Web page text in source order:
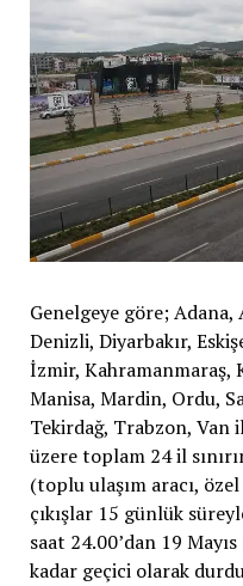
Genelgeye göre; Adana,
Denizli, Diyarbakır,
İzmir, Kahramanmaraş,
Manisa, Mardin, Ordu,
Tekirdağ, Trabzon,
üzere toplam 24 il
(toplu ulaşım aracı,
çıkışlar 15 günlük
saat 24.00’dan 19
kadar geçici olarak